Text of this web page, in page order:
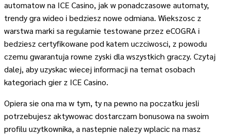
automatow na ICE Casino, jak w ponadczasowe automaty,
trendy gra wideo i bedziesz nowe odmiana. Wiekszosc z
warstwa marki sa regularnie testowane przez eCOGRA i
bedziesz certyfikowane pod katem uczciwosci, z powodu
czemu gwarantuja rowne zyski dla wszystkich graczy. Czytaj
dalej, aby uzyskac wiecej informacji na temat osobach
kategoriach gier z ICE Casino.
Opiera sie ona ma w tym, ty na pewno na poczatku jesli
potrzebujesz aktywowac dostarczam bonusowa na swoim
profilu uzytkownika, a nastepnie nalezy wplacic na masz